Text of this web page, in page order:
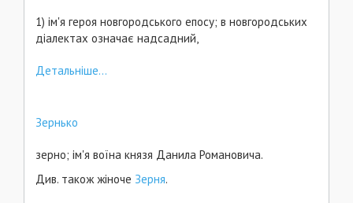
1) ім'я героя новгородського епосу; в новгородських
діалектах означає надсадний,
Детальніше...
Зернько
зерно; ім'я воїна князя Данила Романовича.
Див. також жіноче Зерня.